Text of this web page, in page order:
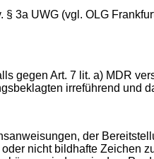
3a UWG (vgl. OLG
gegen Art. 7 lit. a) MDR
irreführend und
der
nicht bildhafte Zeichen